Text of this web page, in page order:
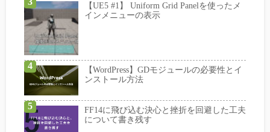
【UE5 #1】 Uniform Grid Panelを使ったメ
インメニューの表示
【WordPress】GDモジュールの必要性とイ
ンストール方法
FF14に飛び込む決心と挫折を回避した工夫
について書き残す